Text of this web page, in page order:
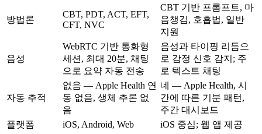
방법론
CBT, PDT, ACT, EFT,
CFT, NVC
CBT 기반 프롬프트, 마
음챙김, 호흡법, 일반
지원
음성
WebRTC 기반 통화형
세션, 최대 20분, 채팅
으로 요약 자동 전송
음성과 타이핑 리듬으
로 감정 신호 감지; 주
로 텍스트 채팅
자동 추적
없음 — Apple Health 연
동 없음, 생체 추론 없
음
네 — Apple Health, 시
간에 따른 기분 패턴,
주간 대시보드
플랫폼
iOS, Android, Web iOS 중심; 웹 앱 제공